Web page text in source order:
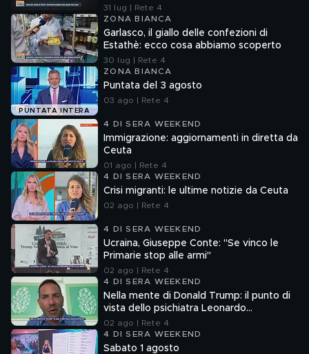
cose"
31 lug | Rete 4
ZONA BIANCA
Garlasco, il giallo delle confezioni di
Estathè: ecco cosa abbiamo scoperto
30 lug | Rete 4
PUNTATA INTERA
ZONA BIANCA
Puntata del 3 agosto
03 ago | Rete 4
4 DI SERA WEEKEND
Immigrazione: aggiornamenti in diretta da
Ceuta
01 ago | Rete 4
4 DI SERA WEEKEND
Crisi migranti: le ultime notizie da Ceuta
02 ago | Rete 4
4 DI SERA WEEKEND
Ucraina, Giuseppe Conte: "Se vinco le
Primarie stop alle armi"
02 ago | Rete 4
4 DI SERA WEEKEND
Nella mente di Donald Trump: il punto di
vista dello psichiatra Leonardo
Mendolicchio
02 ago | Rete 4
4 DI SERA WEEKEND
Sabato 1 agosto